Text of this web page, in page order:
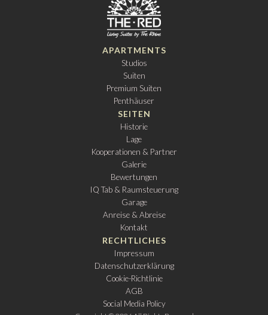
APARTMENTS
Studios
Suiten
Premium Suiten
Penthäuser
SEITEN
Historie
Lage
Kooperationen & Partner
Galerie
Bewertungen
IQ Tab & Raumsteuerung
Garage
Anreise & Abreise
Kontakt
RECHTLICHES
Impressum
Datenschutzerklärung
Cookie-Richtlinie
AGB
Social Media Policy